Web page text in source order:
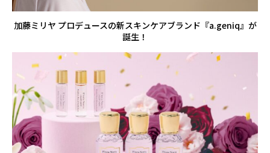
加藤ミリヤ プロデュースの新スキンケアブランド『a.geniq』が
誕生！